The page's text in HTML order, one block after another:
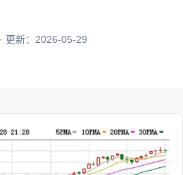
更新：2026-05-29